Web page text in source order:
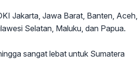
Jakarta, Jawa Barat, Banten, Aceh,
Selatan, Maluku, dan Papua.
sangat lebat untuk Sumatera